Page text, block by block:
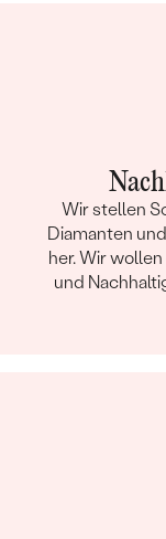
Wir stellen
Diamanten
her. Wir
und